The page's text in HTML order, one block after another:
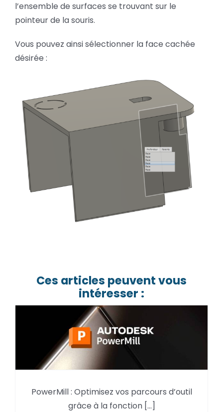
l’ensemble de surfaces se trouvant sur le
pointeur de la souris.
Vous pouvez ainsi sélectionner la face cachée
désirée :
Ces articles peuvent vous
intéresser :
PowerMill optimiser vos
parcours d’outil grâce à la
PowerMill : Optimisez vos parcours d’outil
grâce à la fonction [...]